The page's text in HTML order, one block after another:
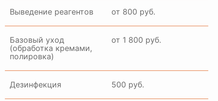
Выведение реагентов от 800 руб.
Базовый уход
(обработка кремами,
полировка)
от 1 800 руб.
Дезинфекция 500 руб.
ГАЛЕРЕЯ РАБОТ